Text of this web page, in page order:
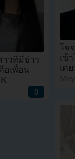
าวที่มีข่าว
อเพื่อน
0
โจ
เข้
เค